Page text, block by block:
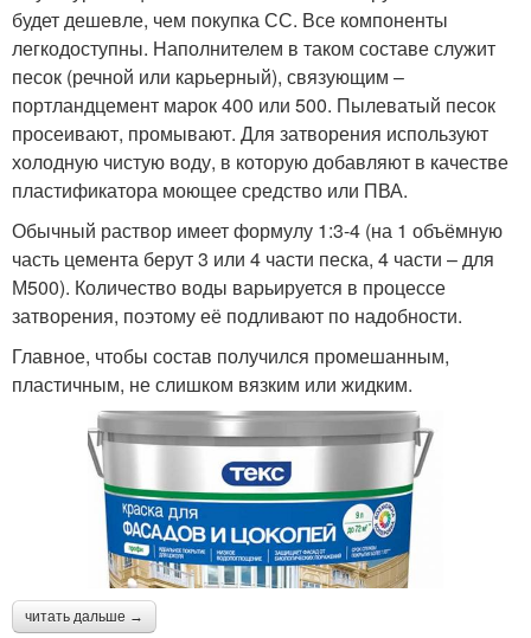
будет дешевле, чем покупка СС. Все компоненты
легкодоступны. Наполнителем в таком составе служит
песок (речной или карьерный), связующим –
портландцемент марок 400 или 500. Пылеватый песок
просеивают, промывают. Для затворения используют
холодную чистую воду, в которую добавляют в качестве
пластификатора моющее средство или ПВА.
Обычный раствор имеет формулу 1:3-4 (на 1 объёмную
часть цемента берут 3 или 4 части песка, 4 части – для
М500). Количество воды варьируется в процессе
затворения, поэтому её подливают по надобности.
Главное, чтобы состав получился промешанным,
пластичным, не слишком вязким или жидким.
читать дальше →